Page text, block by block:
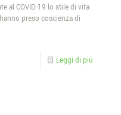
al COVID-19 lo stile di vita
preso coscienza di
Leggi di più